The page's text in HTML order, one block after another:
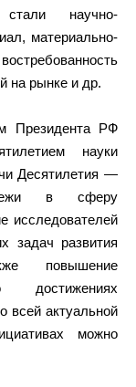
научно-
материально-
на рынке и др.
Президента РФ
науки
Десятилетия —
в сферу
исследователей
задач развития
повышение
достижениях
всей актуальной
можно